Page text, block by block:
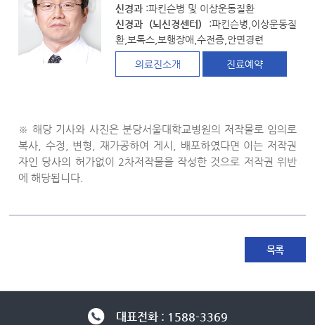
신경과 :파킨슨병 및 이상운동질환
신경과 (뇌신경센터) :파킨슨병,이상운동질
환,보톡스,보행장애,수전증,안면경련
의료진소개 진료예약
※ 해당 기사와 사진은 분당서울대학교병원의 저작물로 임의로
복사, 수정, 변형, 재가공하여 게시, 배포하였다면 이는 저작권
자인 당사의 허가없이 2차저작물을 작성한 것으로 저작권 위반
에 해당됩니다.
목록
대표전화 : 1588-3369